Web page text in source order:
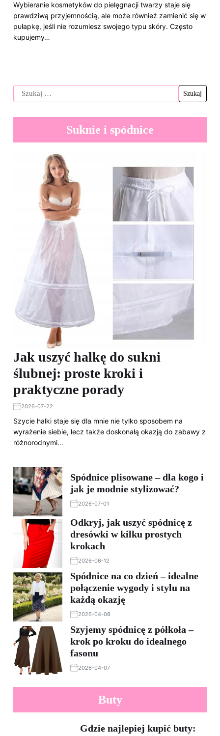
Wybieranie kosmetyków do pielęgnacji twarzy staje się
prawdziwą przyjemnością, ale może również zamienić się w
pułapkę, jeśli nie rozumiesz swojego typu skóry. Często
kupujemy…
Suknie i spódnice
Jak uszyć halkę do sukni
ślubnej: proste kroki i
praktyczne porady
2026-07-22
Szycie halki staje się dla mnie nie tylko sposobem na
wyrażenie siebie, lecz także doskonałą okazją do zabawy z
różnorodnymi…
Spódnice plisowane – dla kogo i
jak je modnie stylizować?
2026-07-01
Odkryj, jak uszyć spódnicę z
dresówki w kilku prostych
krokach
2026-06-12
Spódnice na co dzień – idealne
połączenie wygody i stylu na
każdą okazję
2026-04-08
Szyjemy spódnicę z półkoła –
krok po kroku do idealnego
fasonu
2026-04-07
Buty
Gdzie najlepiej kupić buty: